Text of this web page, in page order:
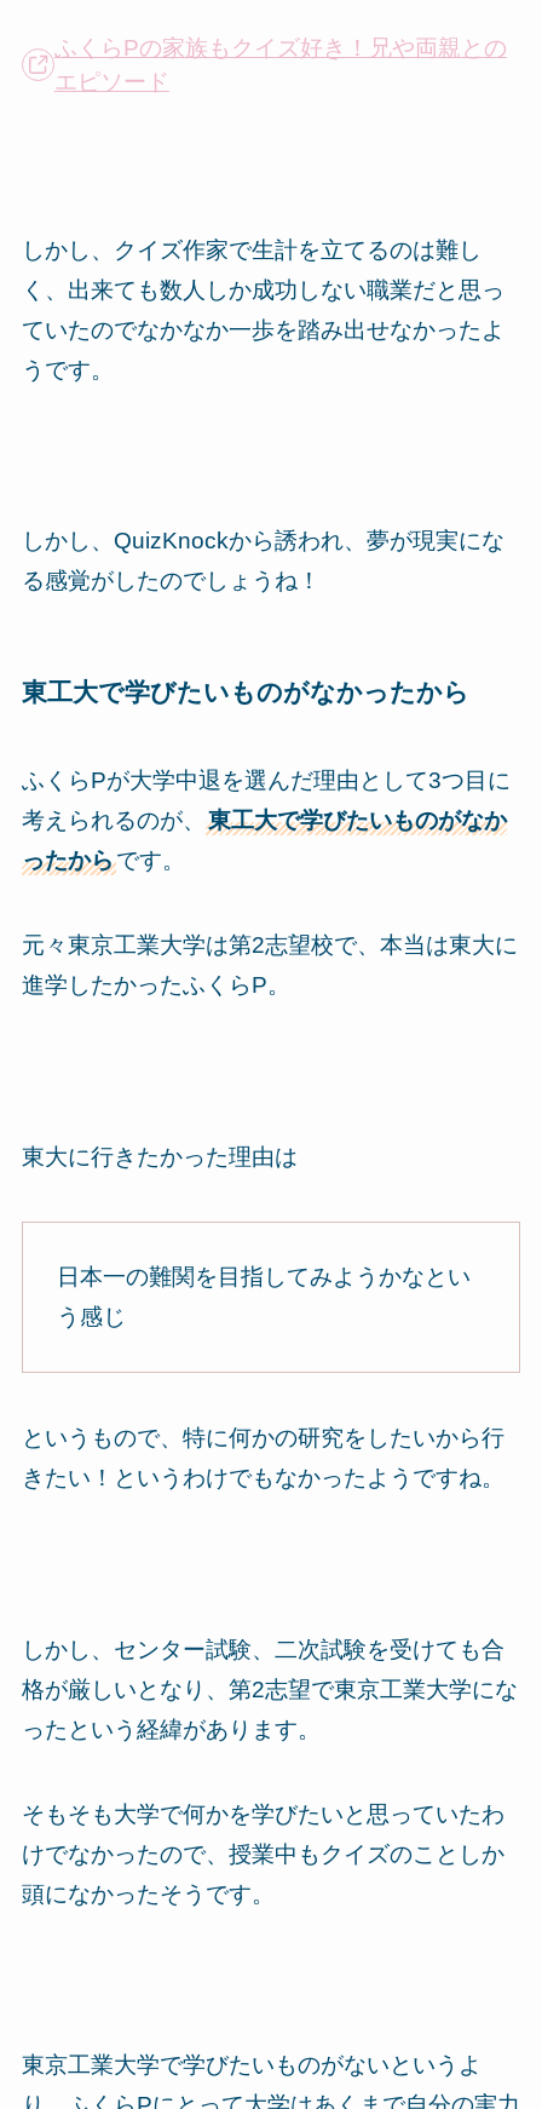
ふくらPの家族もクイズ好き！兄や両親との
エピソード
しかし、クイズ作家で生計を立てるのは難し
く、出来ても数人しか成功しない職業だと思っ
ていたのでなかなか一歩を踏み出せなかったよ
うです。
しかし、QuizKnockから誘われ、夢が現実にな
る感覚がしたのでしょうね！
東工大で学びたいものがなかったから
ふくらPが大学中退を選んだ理由として3つ目に
考えられるのが、 東工大で学びたいものがなか
ったからです。
元々東京工業大学は第2志望校で、本当は東大に
進学したかったふくらP。
東大に行きたかった理由は
日本一の難関を目指してみようかなとい
う感じ
というもので、特に何かの研究をしたいから行
きたい！というわけでもなかったようですね。
しかし、センター試験、二次試験を受けても合
格が厳しいとなり、第2志望で東京工業大学にな
ったという経緯があります。
そもそも大学で何かを学びたいと思っていたわ
けでなかったので、授業中もクイズのことしか
頭になかったそうです。
東京工業大学で学びたいものがないというよ